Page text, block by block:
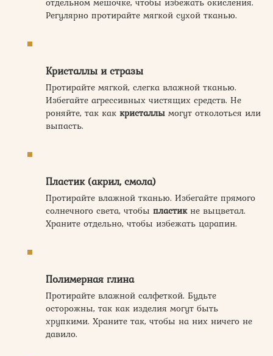
Регулярно протирайте мягкой сухой тканью.
Кристаллы и стразы
Протирайте мягкой, слегка влажной тканью.
Избегайте агрессивных чистящих средств. Не
роняйте, так как кристаллы могут отколоться или
выпасть.
Пластик (акрил, смола)
Протирайте влажной тканью. Избегайте прямого
солнечного света, чтобы пластикне выцветал.
Храните отдельно, чтобы избежать царапин.
Полимерная глина
Протирайте влажной салфеткой. Будьте
осторожны, так как изделия могут быть
хрупкими. Храните так, чтобы на них ничего не
давило.